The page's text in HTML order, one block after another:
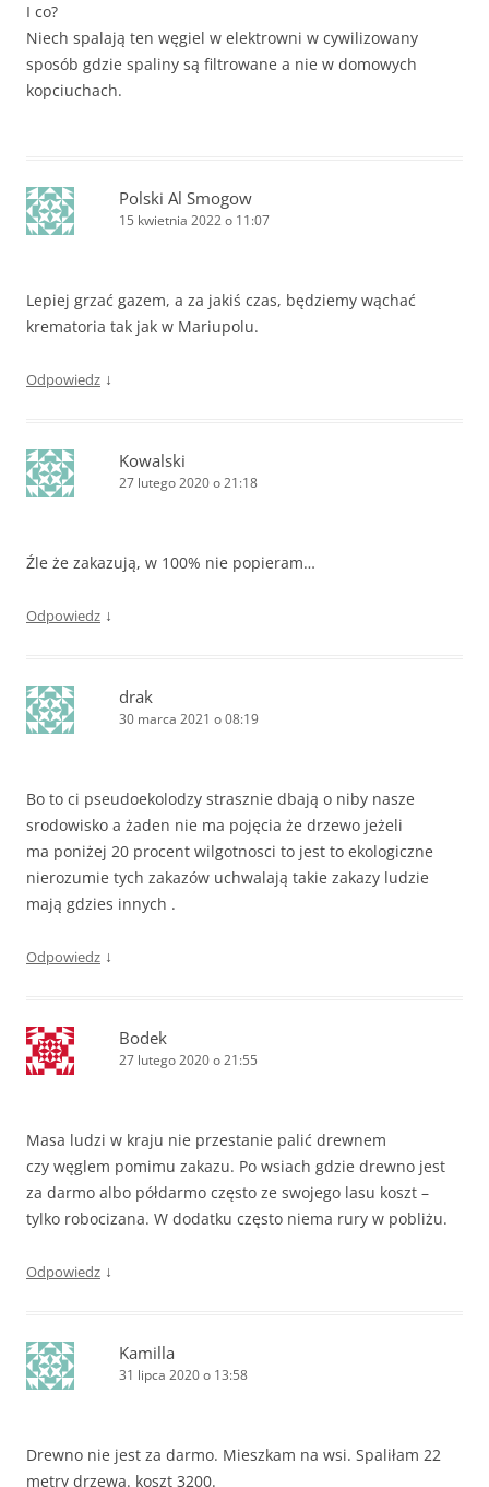
I co?
Niech spalają ten węgiel w elektrowni w cywilizowany
sposób gdzie spaliny są filtrowane a nie w domowych
kopciuchach.
Polski Al Smogow
15 kwietnia 2022 o 11:07
Lepiej grzać gazem, a za jakiś czas, będziemy wąchać
krematoria tak jak w Mariupolu.
Odpowiedz ↓
Kowalski
27 lutego 2020 o 21:18
Źle że zakazują, w 100% nie popieram…
Odpowiedz ↓
drak
30 marca 2021 o 08:19
Bo to ci pseudoekolodzy strasznie dbają o niby nasze
srodowisko a żaden nie ma pojęcia że drzewo jeżeli
ma poniżej 20 procent wilgotnosci to jest to ekologiczne
nierozumie tych zakazów uchwalają takie zakazy ludzie
mają gdzies innych .
Odpowiedz ↓
Bodek
27 lutego 2020 o 21:55
Masa ludzi w kraju nie przestanie palić drewnem
czy węglem pomimu zakazu. Po wsiach gdzie drewno jest
za darmo albo półdarmo często ze swojego lasu koszt –
tylko robocizana. W dodatku często niema rury w pobliżu.
Odpowiedz ↓
Kamilla
31 lipca 2020 o 13:58
Drewno nie jest za darmo. Mieszkam na wsi. Spaliłam 22
metry drzewa. koszt 3200.